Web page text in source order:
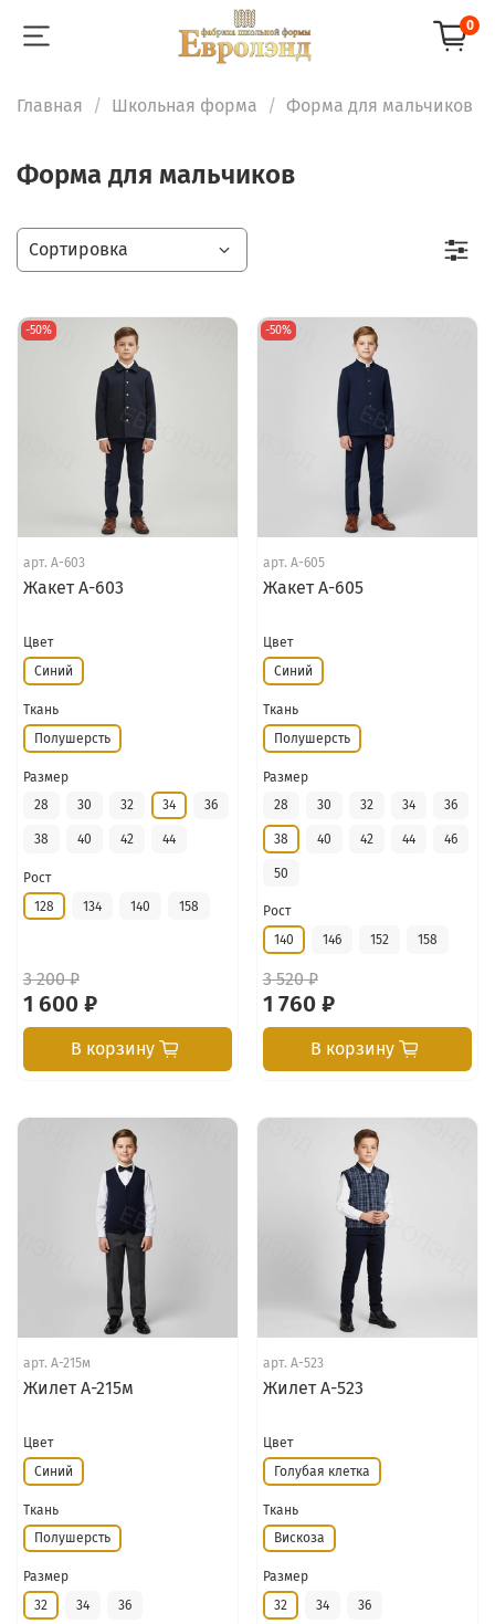
0
Главная Школьная форма Форма для мальчиков
Форма для мальчиков
-50%
арт. А-603
Жакет А-603
Цвет
Синий
Ткань
Полушерсть
Размер
28
30 32 34 36
38 40 42 44
Рост
128
134 140 158
3 200 ₽
1 600 ₽
В корзину
-50%
арт. А-605
Жакет А-605
Цвет
Синий
Ткань
Полушерсть
Размер
28
30 32 34 36
38 40 42 44 46
50
Рост
140
146 152 158
3 520 ₽
1 760 ₽
В корзину
арт. А-215м
Жилет А-215м
Цвет
Синий
Ткань
Полушерсть
Размер
32
34 36
арт. А-523
Жилет А-523
Цвет
Голубая клетка
Ткань
Вискоза
Размер
32
34 36